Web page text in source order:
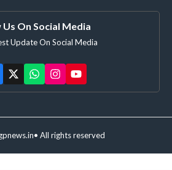
Us On Social Media
Update On Social Media
All rights reserved